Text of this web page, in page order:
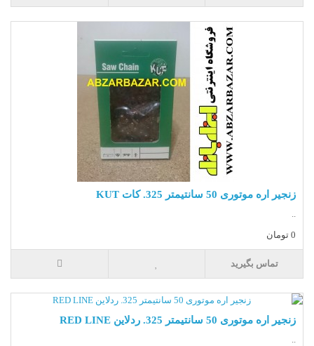
زنجیر اره موتوری 50 سانتیمتر 325. کات KUT
..
0 تومان
تماس بگیرید
زنجیر اره موتوری 50 سانتیمتر 325. ردلاین RED LINE
..